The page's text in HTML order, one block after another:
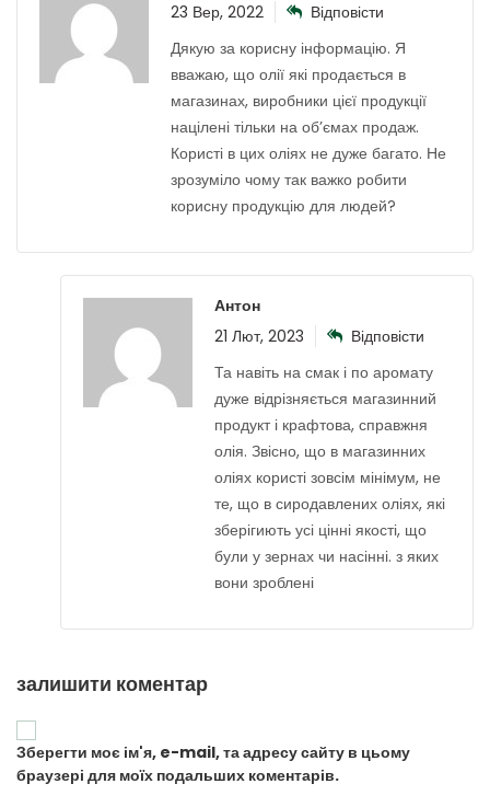
23 Вер, 2022
Відповісти
Дякую за корисну інформацію. Я
вважаю, що олії які продається в
магазинах, виробники цієї продукції
націлені тільки на об’ємах продаж.
Користі в цих оліях не дуже багато. Не
зрозуміло чому так важко робити
корисну продукцію для людей?
Антон
21 Лют, 2023
Відповісти
Та навіть на смак і по аромату
дуже відрізняється магазинний
продукт і крафтова, справжня
олія. Звісно, що в магазинних
оліях користі зовсім мінімум, не
те, що в сиродавлених оліях, які
зберігиють усі цінні якості, що
були у зернах чи насінні. з яких
вони зроблені
залишити коментар
Зберегти моє ім'я, e-mail, та адресу сайту в цьому
браузері для моїх подальших коментарів.